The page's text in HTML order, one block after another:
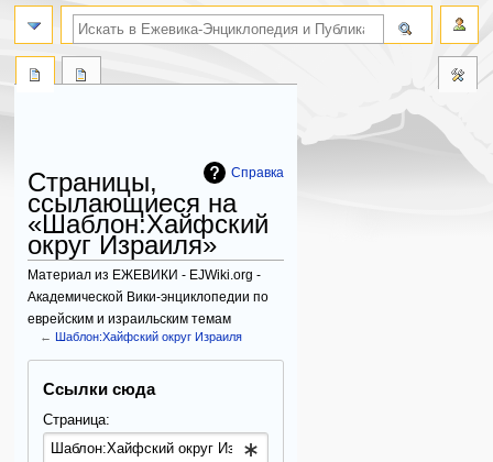
Справка
Страницы,
ссылающиеся на
«Шаблон:Хайфский
округ Израиля»
Материал из ЕЖЕВИКИ - EJWiki.org -
Академической Вики-энциклопедии по
еврейским и израильским темам
←Шаблон:Хайфский округ Израиля
Ссылки сюда
Страница:
поиск по словам